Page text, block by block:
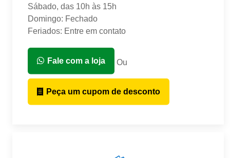
Sábado, das 10h às 15h
Domingo: Fechado
Feriados: Entre em contato
Fale com a loja Ou
Peça um cupom de desconto